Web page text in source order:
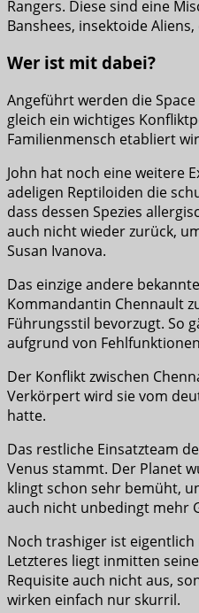
Rangers. Diese sind eine
Banshees, insektoide
Wer ist mit dabei?
Angeführt werden die
gleich ein wichtiges
Familienmensch etabliert
John hat noch eine weitere
adeligen Reptiloiden die
dass dessen Spezies
auch nicht wieder zurück,
Susan Ivanova.
Das einzige andere
Kommandantin Chennault
Führungsstil bevorzugt. So
aufgrund von
Der Konflikt zwischen
Verkörpert wird sie vom
hatte.
Das restliche Einsatzteam
Venus stammt. Der Planet
klingt schon sehr bemüht,
auch nicht unbedingt mehr
Noch trashiger ist eigentlich
Letzteres liegt inmitten
Requisite auch nicht aus,
wirken einfach nur skurril.